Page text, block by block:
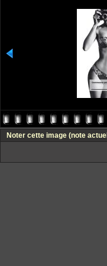
Noter cette image (note